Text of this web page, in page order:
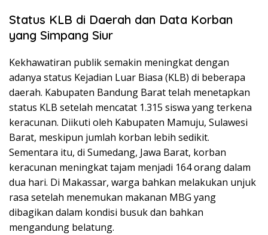
Status KLB di Daerah dan Data Korban
yang Simpang Siur
Kekhawatiran publik semakin meningkat dengan
adanya status Kejadian Luar Biasa (KLB) di beberapa
daerah. Kabupaten Bandung Barat telah menetapkan
status KLB setelah mencatat 1.315 siswa yang terkena
keracunan. Diikuti oleh Kabupaten Mamuju, Sulawesi
Barat, meskipun jumlah korban lebih sedikit.
Sementara itu, di Sumedang, Jawa Barat, korban
keracunan meningkat tajam menjadi 164 orang dalam
dua hari. Di Makassar, warga bahkan melakukan unjuk
rasa setelah menemukan makanan MBG yang
dibagikan dalam kondisi busuk dan bahkan
mengandung belatung.